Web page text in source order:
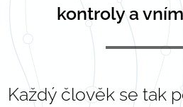
kontroly a
Každý člověk se tak